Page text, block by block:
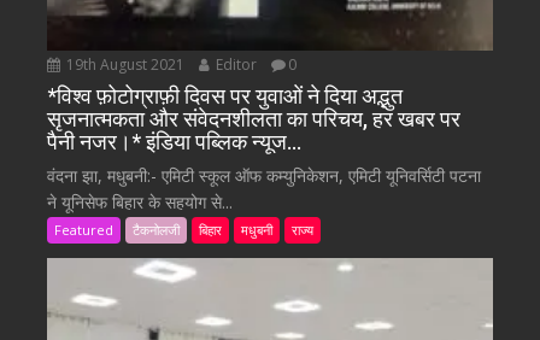
19th August 2021 Editor 0
*विश्व फ़ोटोग्राफ़ी दिवस पर युवाओं ने दिया अद्भुत
सृजनात्मकता और संवेदनशीलता का परिचय, हर खबर पर
पैनी नजर।* इंडिया पब्लिक न्यूज…
वंदना झा, मधुबनी:- एमिटी स्कूल ऑफ कम्युनिकेशन, एमिटी यूनिवर्सिटी पटना
ने यूनिसेफ बिहार के सहयोग से...
Featured टैकनोलजी बिहार मधुबनी राज्य